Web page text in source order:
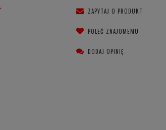
ZAPYTAJ O PRODUKT
POLEĆ ZNAJOMEMU
DODAJ OPINIĘ